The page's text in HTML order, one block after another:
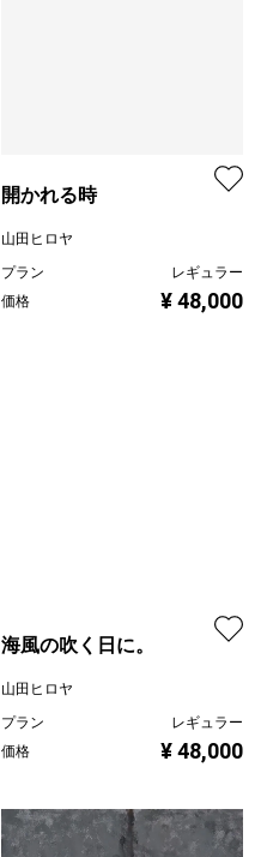
開かれる時
山田ヒロヤ
プラン
レギュラー
価格
¥ 48,000
海風の吹く日に。
山田ヒロヤ
価格
¥ 48,000